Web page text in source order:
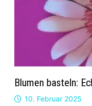
Blumen basteln:
10. Februar 2025